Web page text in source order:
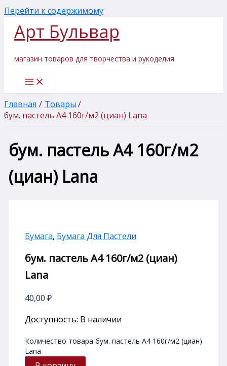
Перейти к содержимому
Арт Бульвар
магазин товаров для творчества и рукоделия
Главная
Товары
бум. пастель А4 160г/м2 (циан) Lana
бум. пастель А4 160г/м2
(циан) Lana
Бумага, Бумага Для Пастели
бум. пастель А4 160г/м2 (циан)
Lana
40,00 ₽
Доступность: В наличии
Количество товара бум. пастель А4 160г/м2 (циан)
Lana